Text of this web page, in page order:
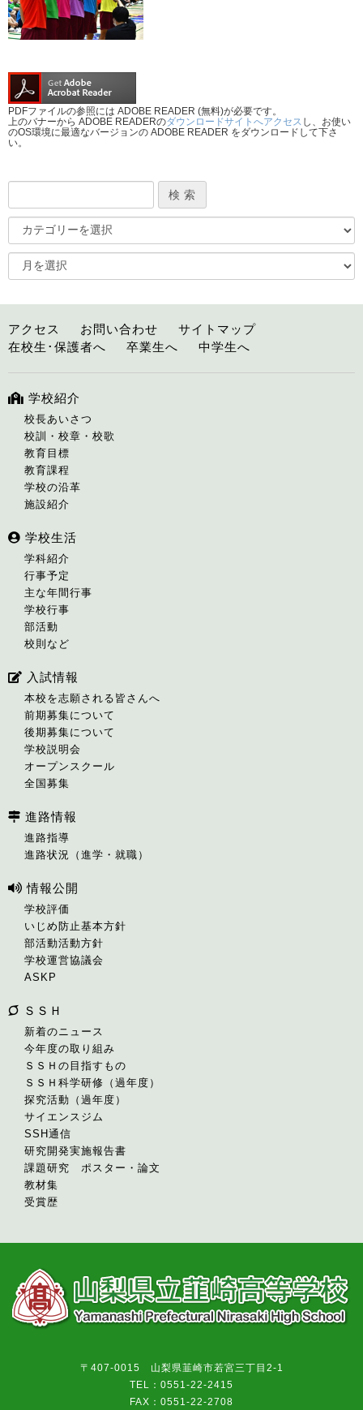
PDFファイルの参照には ADOBE READER (無料)が必要です。
上のバナーから ADOBE READERのダウンロードサイトへアクセス し、お使い
のOS環境に最適なバージョンの ADOBE READER をダウンロードして下さ
い。
アクセス お問い合わせ
サイトマップ
在校生･保護者へ
卒業生へ 中学生へ
学校紹介
校長あいさつ
校訓・校章・校歌
教育目標
教育課程
学校の沿革
施設紹介
学校生活
学科紹介
行事予定
主な年間行事
学校行事
部活動
校則など
入試情報
本校を志願される皆さんへ
前期募集について
後期募集について
学校説明会
オープンスクール
全国募集
進路情報
進路指導
進路状況（進学・就職）
情報公開
学校評価
いじめ防止基本方針
部活動活動方針
学校運営協議会
ASKP
ＳＳＨ
新着のニュース
今年度の取り組み
ＳＳＨの目指すもの
ＳＳＨ科学研修（過年度）
探究活動（過年度）
サイエンスジム
SSH通信
研究開発実施報告書
課題研究 ポスター・論文
教材集
受賞歴
〒407-0015 山梨県韮崎市若宮三丁目2-1
TEL：0551-22-2415
FAX：0551-22-2708